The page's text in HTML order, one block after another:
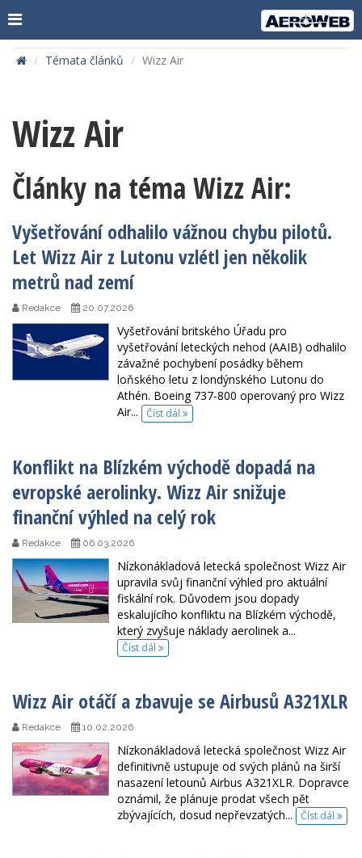
Témata článků Wizz Air
Wizz Air
Články na téma Wizz Air:
Vyšetřování odhalilo vážnou chybu pilotů.
Let Wizz Air z Lutonu vzlétl jen několik
metrů nad zemí
Redakce 20.07.2026
Vyšetřování britského Úřadu pro
vyšetřování leteckých nehod (AAIB) odhalilo
závažné pochybení posádky během
loňského letu z londýnského Lutonu do
Athén. Boeing 737-800 operovaný pro Wizz
Air...
Číst dál
Konflikt na Blízkém východě dopadá na
evropské aerolinky. Wizz Air snižuje
finanční výhled na celý rok
Redakce 06.03.2026
Nízkonákladová letecká společnost Wizz Air
upravila svůj finanční výhled pro aktuální
fiskální rok. Důvodem jsou dopady
eskalujícího konfliktu na Blízkém východě,
který zvyšuje náklady aerolinek a...
Číst dál
Wizz Air otáčí a zbavuje se Airbusů A321XLR
Redakce 10.02.2026
Nízkonákladová letecká společnost Wizz Air
definitivně ustupuje od svých plánů na širší
nasazení letounů Airbus A321XLR. Dopravce
oznámil, že plánuje prodat všech pět
zbývajících, dosud nepřevzatých...
Číst dál